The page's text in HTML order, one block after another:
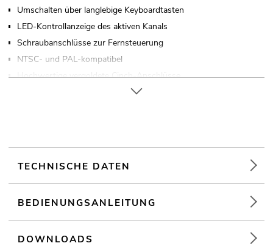
Umschalten über langlebige Keyboardtasten
LED-Kontrollanzeige des aktiven Kanals
Schraubanschlüsse zur Fernsteuerung
NTSC- und PAL-kompatibel
Hochwertige vergoldete Cinch-Anschlüsse
Superkompaktes Metallgehäuse
TECHNISCHE DATEN
BEDIENUNGSANLEITUNG
DOWNLOADS